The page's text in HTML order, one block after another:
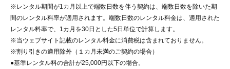
※レンタル期間が1カ月以上で端数日数を伴う契約は、端数日数を除いた期
間のレンタル料率が適用されます。端数日数のレンタル料金は、適用された
レンタル料率で、1カ月を30日とした5日単位で計算します。
※当ウェブサイト記載のレンタル料金に消費税は含まれておりません。
※割り引きの適用除外（１カ月未満のご契約の場合）
●基準レンタル料の合計が25,000円以下の場合。